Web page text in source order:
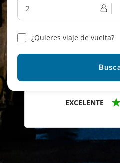
¿Quieres viaje de vuelta?
EXCELENTE